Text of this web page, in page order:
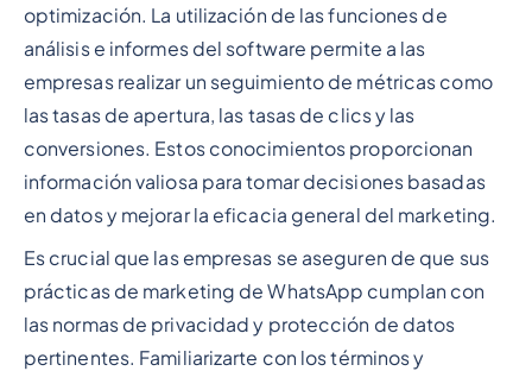
optimización. La utilización de las funciones de
análisis e informes del software permite a las
empresas realizar un seguimiento de métricas como
las tasas de apertura, las tasas de clics y las
conversiones. Estos conocimientos proporcionan
información valiosa para tomar decisiones basadas
en datos y mejorar la eficacia general del marketing.
Es crucial que las empresas se aseguren de que sus
prácticas de marketing de WhatsApp cumplan con
las normas de privacidad y protección de datos
pertinentes. Familiarizarte con los términos y